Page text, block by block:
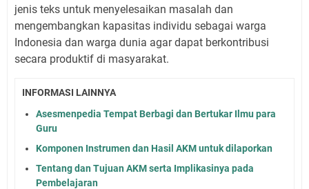
jenis teks untuk menyelesaikan masalah dan
mengembangkan kapasitas individu sebagai warga
Indonesia dan warga dunia agar dapat berkontribusi
secara produktif di masyarakat.
INFORMASI LAINNYA
Asesmenpedia Tempat Berbagi dan Bertukar Ilmu para
Guru
Komponen Instrumen dan Hasil AKM untuk dilaporkan
Tentang dan Tujuan AKM serta Implikasinya pada
Pembelajaran